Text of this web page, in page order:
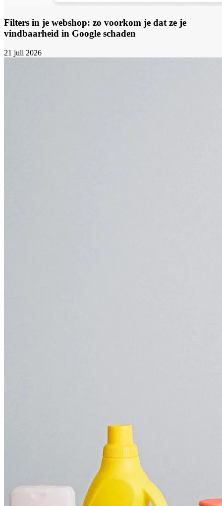
Filters in je webshop: zo voorkom je dat ze je
vindbaarheid in Google schaden
21 juli 2026